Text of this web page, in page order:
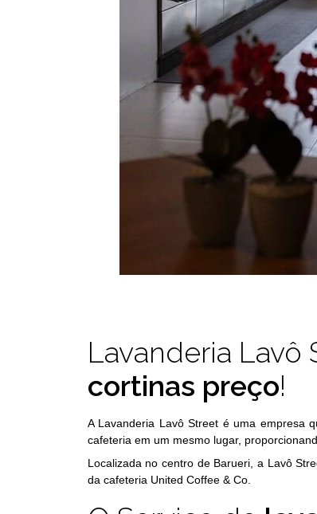
Lavanderia Lavô
cortinas preço!
A Lavanderia Lavô Street é uma empresa
cafeteria em um mesmo lugar,
Localizada no centro de Barueri, a Lavô
da cafeteria United Coffee & Co.